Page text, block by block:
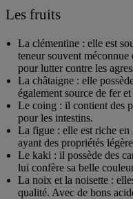
Les fruits
La clémentine : elle est
teneur souvent
pour lutter contre les
La châtaigne : elle
également source de fer
Le coing : il contient des
pour les intestins.
La figue : elle est riche
ayant des propriétés
Le kaki : il possède des
lui confère sa belle
La noix et la noisette :
qualité. Avec de bons